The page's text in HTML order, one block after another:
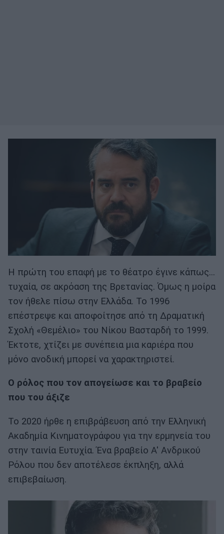
Η πρώτη του επαφή με το θέατρο έγινε κάπως...
τυχαία, σε ακρόαση της Βρετανίας. Όμως η μοίρα
τον ήθελε πίσω στην Ελλάδα. Το 1996
επέστρεψε και αποφοίτησε από τη Δραματική
Σχολή «Θεμέλιο» του Νίκου Βασταρδή το 1999.
Έκτοτε, χτίζει με συνέπεια μια καριέρα που
μόνο ανοδική μπορεί να χαρακτηριστεί.
Ο ρόλος που τον απογείωσε και το βραβείο
που του άξιζε
Το 2020 ήρθε η επιβράβευση από την Ελληνική
Ακαδημία Κινηματογράφου για την ερμηνεία του
στην ταινία Ευτυχία. Ένα βραβείο Α' Ανδρικού
Ρόλου που δεν αποτέλεσε έκπληξη, αλλά
επιβεβαίωση.